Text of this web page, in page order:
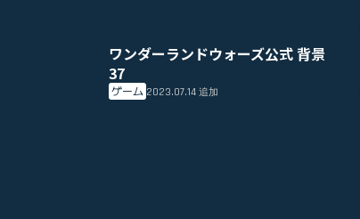
ワンダーランドウォーズ公式 背景
37
ゲーム 2023.07.14追加